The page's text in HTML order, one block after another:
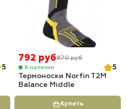
5
792 руб870 руб
В наличии
5
Термоноски Norfin T2M
Balance Middle
Купить